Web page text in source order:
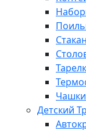
Чашки
Детский